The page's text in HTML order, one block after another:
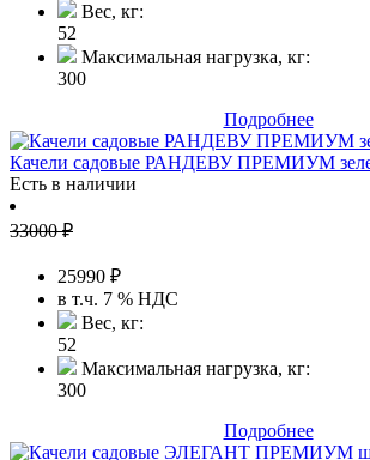
Вес, кг:
52
Максимальная нагрузка, кг:
300
Подробнее
Качели садовые РАНДЕВУ ПРЕМИУМ
Есть в наличии
33000₽
25990 ₽
в т.ч. 7 % НДС
Вес, кг:
52
Максимальная нагрузка, кг:
300
Подробнее